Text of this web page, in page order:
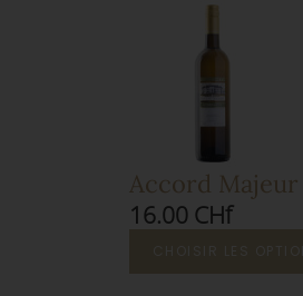
Accord Majeur
16.00 CHf